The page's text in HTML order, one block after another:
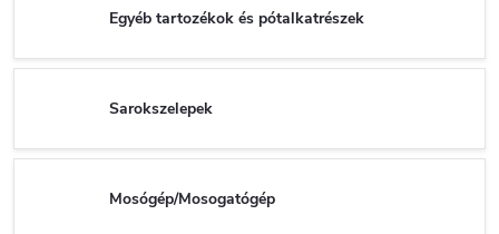
Egyéb tartozékok és pótalkatrészek
Sarokszelepek
Mosógép/Mosogatógép